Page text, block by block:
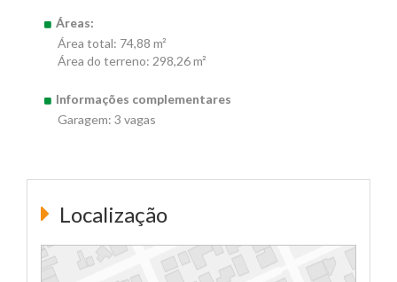
Áreas:
Área total: 74,88 m²
Área do terreno: 298,26 m²
Informações complementares
Garagem: 3 vagas
Localização